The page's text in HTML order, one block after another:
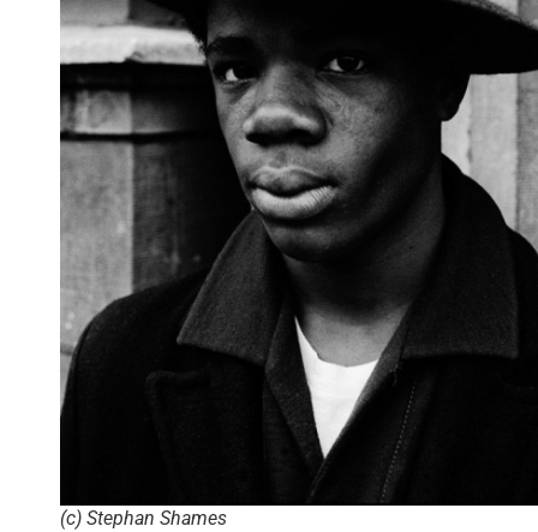
(c) Stephan Shames